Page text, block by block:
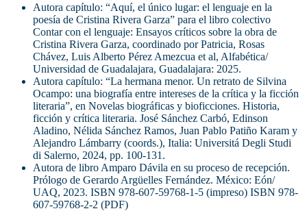
Autora capítulo: “Aquí, el único lugar: el lenguaje en la
poesía de Cristina Rivera Garza” para el libro colectivo
Contar con el lenguaje: Ensayos críticos sobre la obra de
Cristina Rivera Garza, coordinado por Patricia, Rosas
Chávez, Luis Alberto Pérez Amezcua et al, Alfabética/
Universidad de Guadalajara, Guadalajara: 2025.
Autora capítulo: “La hermana menor. Un retrato de Silvina
Ocampo: una biografía entre intereses de la crítica y la ficción
literaria”, en Novelas biográficas y bioficciones. Historia,
ficción y crítica literaria. José Sánchez Carbó, Edinson
Aladino, Nélida Sánchez Ramos, Juan Pablo Patiño Karam y
Alejandro Lámbarry (coords.), Italia: Universitá Degli Studi
di Salerno, 2024, pp. 100-131.
Autora de libro Amparo Dávila en su proceso de recepción.
Prólogo de Gerardo Argüelles Fernández. México: Eón/
UAQ, 2023. ISBN 978-607-59768-1-5 (impreso) ISBN 978-
607-59768-2-2 (PDF)